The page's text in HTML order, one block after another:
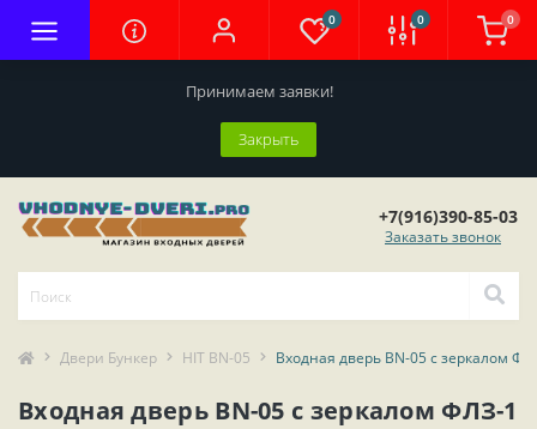
Принимаем заявки!
Закрыть
0 0 0
+7(916)390-85-03
Заказать звонок
Двери Бункер HIT BN-05 Входная дверь BN-05 с зеркалом
Входная дверь BN-05 с зеркалом ФЛЗ-1